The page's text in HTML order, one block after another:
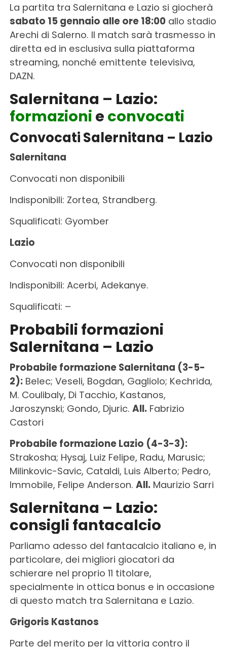
La partita tra Salernitana e Lazio si giocherà
sabato 15 gennaio alle ore 18:00allo stadio
Arechi di Salerno. Il match sarà trasmesso in
diretta ed in esclusiva sulla piattaforma
streaming, nonché emittente televisiva,
DAZN.
Salernitana – Lazio:
formazioni e convocati
Convocati Salernitana – Lazio
Salernitana
Convocati non disponibili
Indisponibili: Zortea, Strandberg.
Squalificati: Gyomber
Lazio
Convocati non disponibili
Indisponibili: Acerbi, Adekanye.
Squalificati: –
Probabili formazioni
Salernitana – Lazio
Probabile formazione Salernitana (3-5-
2):Belec; Veseli, Bogdan, Gagliolo; Kechrida,
M. Coulibaly, Di Tacchio, Kastanos,
Jaroszynski; Gondo, Djuric. All. Fabrizio
Castori
Probabile formazione Lazio (4-3-3):
Strakosha; Hysaj, Luiz Felipe, Radu, Marusic;
Milinkovic-Savic, Cataldi, Luis Alberto; Pedro,
Immobile, Felipe Anderson. All. Maurizio Sarri
Salernitana – Lazio:
consigli fantacalcio
Parliamo adesso del fantacalcio italiano e, in
particolare, dei migliori giocatori da
schierare nel proprio 11 titolare,
specialmente in ottica bonus e in occasione
di questo match tra Salernitana e Lazio.
Grigoris Kastanos
Parte del merito per la vittoria contro il